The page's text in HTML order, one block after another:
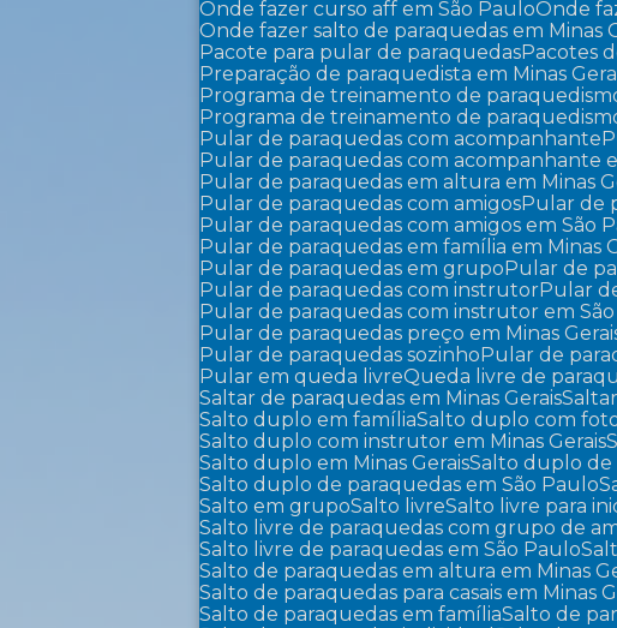
Onde fazer curso aff em São Paulo
Onde
Onde fazer salto de paraquedas em Minas
Pacote para pular de paraquedas
Pacotes
Preparação de paraquedista em Minas
Programa de treinamento de
Programa de treinamento de
Pular de paraquedas com acompanhante
Pular de paraquedas com acompanhante
Pular de paraquedas em altura em Minas
Pular de paraquedas com amigos
Pular
Pular de paraquedas com amigos em São
Pular de paraquedas em família em Minas
Pular de paraquedas em grupo
Pular de
Pular de paraquedas com instrutor
Pular
Pular de paraquedas com instrutor em
Pular de paraquedas preço em Minas
Pular de paraquedas sozinho
Pular de
Pular em queda livre
Queda livre de
Saltar de paraquedas em Minas Gerais
Salto duplo em família Salto duplo com
Salto duplo com instrutor em Minas Gerais
Salto duplo em Minas Gerais Salto duplo
Salto duplo de paraquedas em São Paulo
Salto em grupo Salto livre Salto livre para
Salto livre de paraquedas com grupo de
Salto livre de paraquedas em São Paulo
Salto de paraquedas em altura em Minas
Salto de paraquedas para casais em Minas
Salto de paraquedas em família Salto de